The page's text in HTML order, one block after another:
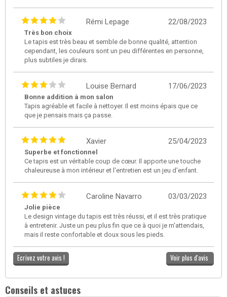
22/08/2023
Rémi Lepage
Très bon choix
Le tapis est très beau et semble de bonne qualité, attention
cependant, les couleurs sont un peu différentes en personne,
plus subtiles je dirais.
17/06/2023
Louise Bernard
Bonne addition à mon salon
Tapis agréable et facile à nettoyer. Il est moins épais que ce
que je pensais mais ça passe.
25/04/2023
Xavier
Superbe et fonctionnel
Ce tapis est un véritable coup de cœur. Il apporte une touche
chaleureuse à mon intérieur et l'entretien est un jeu d'enfant.
03/03/2023
Caroline Navarro
Jolie pièce
Le design vintage du tapis est très réussi, et il est très pratique
à entretenir. Juste un peu plus fin que ce à quoi je m'attendais,
mais il reste confortable et doux sous les pieds.
Ecrivez votre avis ! Voir plus d'avis
Conseils et astuces